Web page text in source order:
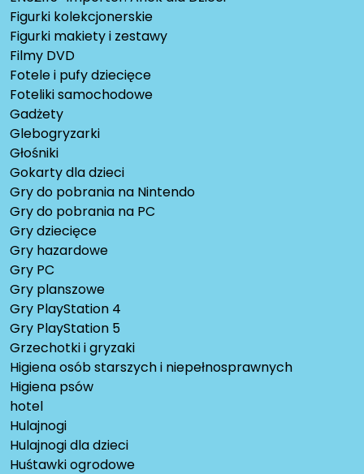
Figurki kolekcjonerskie
Figurki makiety i zestawy
Filmy DVD
Fotele i pufy dziecięce
Foteliki samochodowe
Gadżety
Glebogryzarki
Głośniki
Gokarty dla dzieci
Gry do pobrania na Nintendo
Gry do pobrania na PC
Gry dziecięce
Gry hazardowe
Gry PC
Gry planszowe
Gry PlayStation 4
Gry PlayStation 5
Grzechotki i gryzaki
Higiena osób starszych i niepełnosprawnych
Higiena psów
hotel
Hulajnogi
Hulajnogi dla dzieci
Huśtawki ogrodowe